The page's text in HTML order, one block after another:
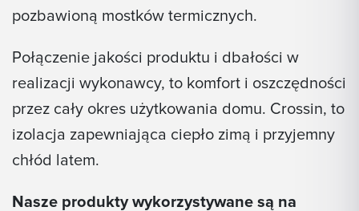
pozbawioną mostków termicznych.
Połączenie jakości produktu i dbałości w
realizacji wykonawcy, to komfort i oszczędności
przez cały okres użytkowania domu. Crossin, to
izolacja zapewniająca ciepło zimą i przyjemny
chłód latem.
Nasze produkty wykorzystywane są na